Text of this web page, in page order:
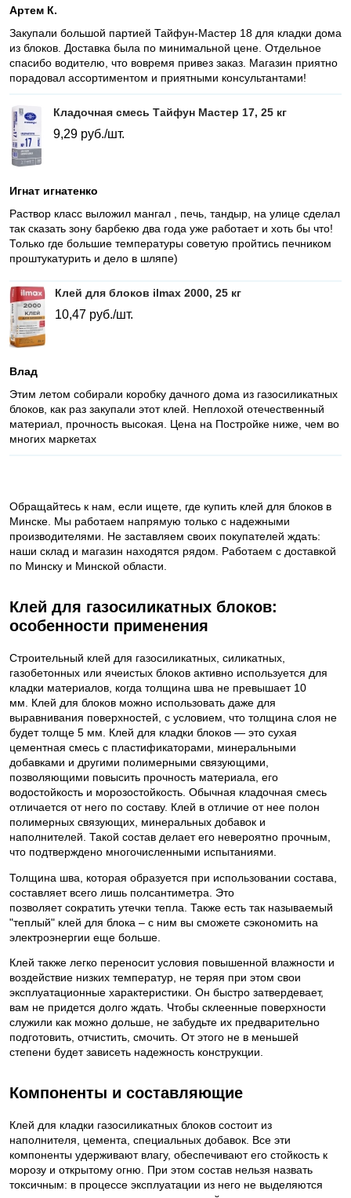
Артем К.
Закупали большой партией Тайфун-Мастер 18 для кладки дома
из блоков. Доставка была по минимальной цене. Отдельное
спасибо водителю, что вовремя привез заказ. Магазин приятно
порадовал ассортиментом и приятными консультантами!
Кладочная смесь Тайфун Мастер 17, 25 кг
9,29 руб./шт.
Игнат игнатенко
Раствор класс выложил мангал , печь, тандыр, на улице сделал
так сказать зону барбекю два года уже работает и хоть бы что!
Только где большие температуры советую пройтись печником
проштукатурить и дело в шляпе)
Клей для блоков ilmax 2000, 25 кг
10,47 руб./шт.
Влад
Этим летом собирали коробку дачного дома из газосиликатных
блоков, как раз закупали этот клей. Неплохой отечественный
материал, прочность высокая. Цена на Постройке ниже, чем во
многих маркетах
Обращайтесь к нам, если ищете, где купить клей для блоков в
Минске. Мы работаем напрямую только с надежными
производителями. Не заставляем своих покупателей ждать:
наши склад и магазин находятся рядом. Работаем с доставкой
по Минску и Минской области.
Клей для газосиликатных блоков:
особенности применения
Строительный клей для газосиликатных, силикатных,
газобетонных или ячеистых блоков активно используется для
кладки материалов, когда толщина шва не превышает 10
мм. Клей для блоков можно использовать даже для
выравнивания поверхностей, с условием, что толщина слоя не
будет толще 5 мм. Клей для кладки блоков — это сухая
цементная смесь с пластификаторами, минеральными
добавками и другими полимерными связующими,
позволяющими повысить прочность материала, его
водостойкость и морозостойкость. Обычная кладочная смесь
отличается от него по составу. Клей в отличие от нее полон
полимерных связующих, минеральных добавок и
наполнителей. Такой состав делает его невероятно прочным,
что подтверждено многочисленными испытаниями.
Толщина шва, которая образуется при использовании состава,
составляет всего лишь полсантиметра. Это
позволяет сократить утечки тепла. Также есть так называемый
"теплый" клей для блока – с ним вы сможете сэкономить на
электроэнергии еще больше.
Клей также легко переносит условия повышенной влажности и
воздействие низких температур, не теряя при этом свои
эксплуатационные характеристики. Он быстро затвердевает,
вам не придется долго ждать. Чтобы склеенные поверхности
служили как можно дольше, не забудьте их предварительно
подготовить, отчистить, смочить. От этого не в меньшей
степени будет зависеть надежность конструкции.
Компоненты и составляющие
Клей для кладки газосиликатных блоков состоит из
наполнителя, цемента, специальных добавок. Все эти
компоненты удерживают влагу, обеспечивают его стойкость к
морозу и открытому огню. При этом состав нельзя назвать
токсичным: в процессе эксплуатации из него не выделяются